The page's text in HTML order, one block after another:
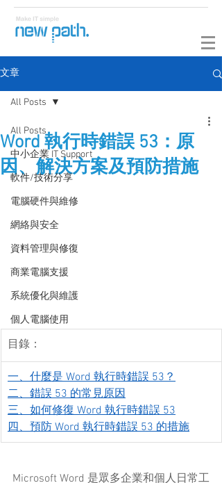
文章
All Posts
中小企業 IT Support
軟件/技術分享
電腦硬件與維修
網絡與安全
資料管理與修復
商業電腦支援
系統優化與維護
個人電腦使用
All Posts
Word 執行時錯誤 53：原
因、解決方案及預防措施
目錄：
一、什麼是 Word 執行時錯誤 53？
二、錯誤 53 的常見原因
三、如何修復 Word 執行時錯誤 53
四、預防 Word 執行時錯誤 53 的措施
Microsoft Word 是眾多企業和個人日常工